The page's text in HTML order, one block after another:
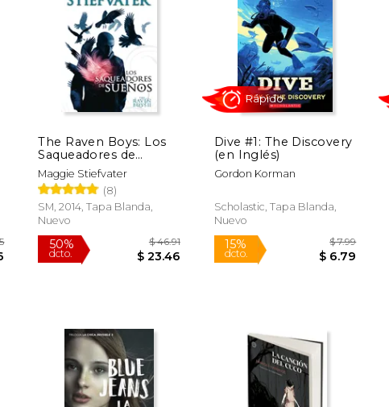
The Raven Boys: Los
Saqueadores de
Sueños
Maggie Stiefvater
(8)
SM, 2014, Tapa Blanda,
Nuevo
50%
dcto.
Dive #1: The Discovery
(en Inglés)
Gordon Korman
Scholastic, Tapa Blanda,
Nuevo
15%
dcto.